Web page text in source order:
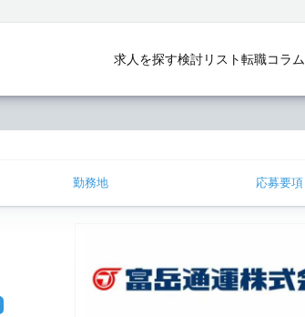
求人を探す検討リスト転職コラム
勤務地 応募要項